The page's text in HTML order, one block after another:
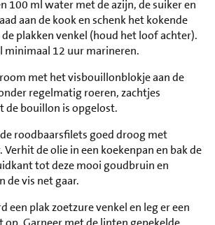
100 ml water met de azijn, de suiker en
aan de kook en schenk het kokende
plakken venkel (houd het loof achter).
minimaal 12 uur marineren.
met het visbouillonblokje aan de
regelmatig roeren, zachtjes
de bouillon is opgelost.
roodbaarsfilets goed droog met
Verhit de olie in een koekenpan en bak de
tot deze mooi goudbruin en
de vis net gaar.
een plak zoetzure venkel en leg er een